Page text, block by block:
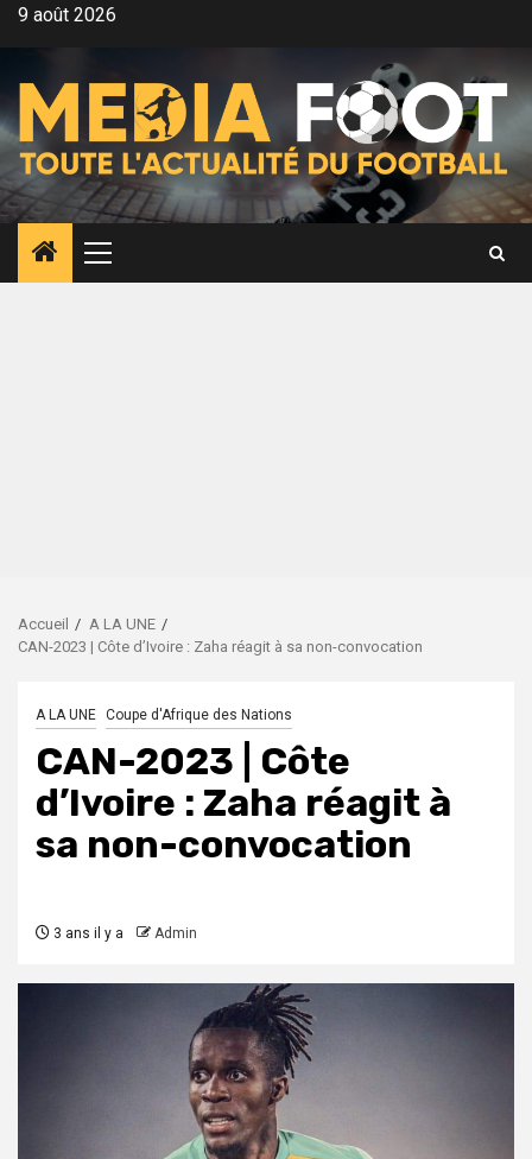
Aller9 août 2026
Menu
principal
Accueil
A LA UNE
CAN-2023 | Côte d’Ivoire : Zaha réagit à sa non-convocation
A LA UNE Coupe d'Afrique des Nations
CAN-2023 | Côte
d’Ivoire : Zaha réagit à
sa non-convocation
3 ans il y a Admin